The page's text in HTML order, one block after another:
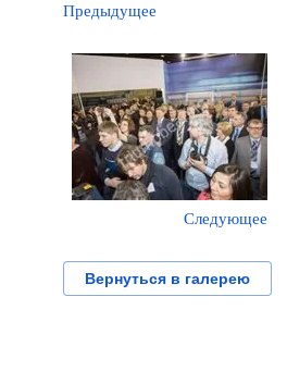
Предыдущее
Следующее
Вернуться в галерею